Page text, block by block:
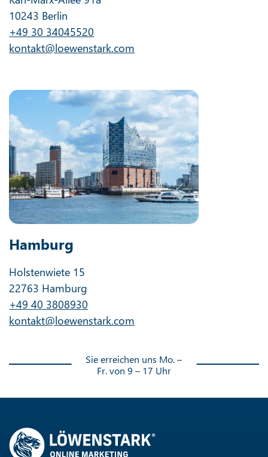
10243 Berlin
+49 30 34045520
kontakt@loewenstark.com
Hamburg
Holstenwiete 15
22763 Hamburg
+49 40 3808930
kontakt@loewenstark.com
Sie erreichen uns Mo. –
Fr. von 9 – 17 Uhr